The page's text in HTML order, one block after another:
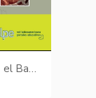
Kairos - La España del siglo XVI y el Barroco